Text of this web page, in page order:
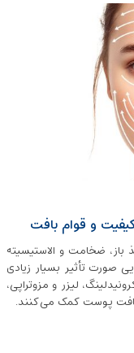
و قوام بافت
ضخامت و الاستیسیته
صورت تأثیر بسیار زیادی
لیزر و مزوتراپی،
بافت پوست کمک می‌کنند.